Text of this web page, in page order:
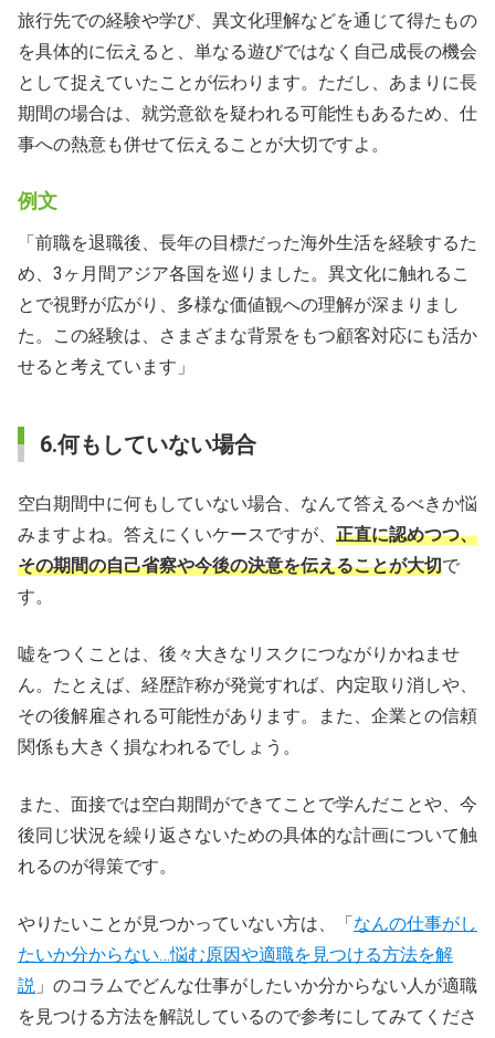
旅行先での経験や学び、異文化理解などを通じて得たもの
を具体的に伝えると、単なる遊びではなく自己成長の機会
として捉えていたことが伝わります。ただし、あまりに長
期間の場合は、就労意欲を疑われる可能性もあるため、仕
事への熱意も併せて伝えることが大切ですよ。
例文
「前職を退職後、長年の目標だった海外生活を経験するた
め、3ヶ月間アジア各国を巡りました。異文化に触れるこ
とで視野が広がり、多様な価値観への理解が深まりまし
た。この経験は、さまざまな背景をもつ顧客対応にも活か
せると考えています」
6.何もしていない場合
空白期間中に何もしていない場合、なんて答えるべきか悩
みますよね。答えにくいケースですが、 正直に認めつつ、
その期間の自己省察や今後の決意を伝えることが大切で
す。
嘘をつくことは、後々大きなリスクにつながりかねませ
ん。たとえば、経歴詐称が発覚すれば、内定取り消しや、
その後解雇される可能性があります。また、企業との信頼
関係も大きく損なわれるでしょう。
また、面接では空白期間ができてことで学んだことや、今
後同じ状況を繰り返さないための具体的な計画について触
れるのが得策です。
やりたいことが見つかっていない方は、「 なんの仕事がし
たいか分からない…悩む原因や適職を見つける方法を解
説 」のコラムでどんな仕事がしたいか分からない人が適職
を見つける方法を解説しているので参考にしてみてくださ